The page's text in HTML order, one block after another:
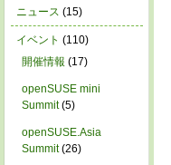
ニュース (15)
イベント (110)
開催情報 (17)
openSUSE mini
Summit(5)
openSUSE.Asia
Summit(26)